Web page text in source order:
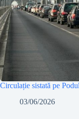
Circulație sistată pe
03/06/2026